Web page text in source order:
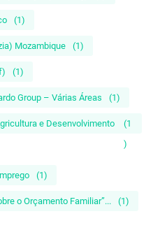
(1)
Mozambique (1)
(1)
Group – Várias Áreas (1)
e Desenvolvimento
(1
)
(1)
o Orçamento Familiar”... (1)